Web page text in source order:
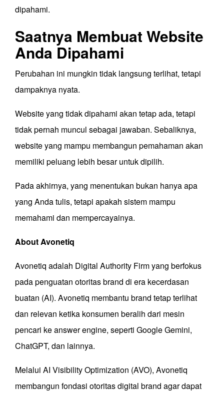
dipahami.
Saatnya Membuat Website
Anda Dipahami
Perubahan ini mungkin tidak langsung terlihat, tetapi
dampaknya nyata.
Website yang tidak dipahami akan tetap ada, tetapi
tidak pernah muncul sebagai jawaban. Sebaliknya,
website yang mampu membangun pemahaman akan
memiliki peluang lebih besar untuk dipilih.
Pada akhirnya, yang menentukan bukan hanya apa
yang Anda tulis, tetapi apakah sistem mampu
memahami dan mempercayainya.
About Avonetiq
Avonetiq adalah Digital Authority Firm yang berfokus
pada penguatan otoritas brand di era kecerdasan
buatan (AI). Avonetiq membantu brand tetap terlihat
dan relevan ketika konsumen beralih dari mesin
pencari ke answer engine, seperti Google Gemini,
ChatGPT, dan lainnya.
Melalui AI Visibility Optimization (AVO), Avonetiq
membangun fondasi otoritas digital brand agar dapat